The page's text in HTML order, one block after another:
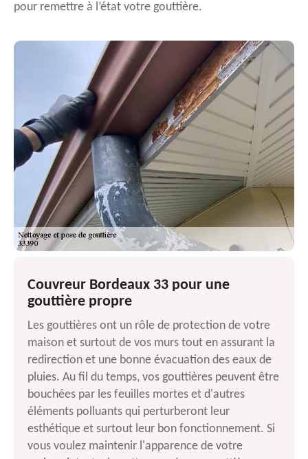
pour remettre à l’état votre gouttière.
Couvreur Bordeaux 33 pour une
gouttière propre
Les gouttières ont un rôle de protection de votre
maison et surtout de vos murs tout en assurant la
redirection et une bonne évacuation des eaux de
pluies. Au fil du temps, vos gouttières peuvent être
bouchées par les feuilles mortes et d'autres
éléments polluants qui perturberont leur
esthétique et surtout leur bon fonctionnement. Si
vous voulez maintenir l'apparence de votre